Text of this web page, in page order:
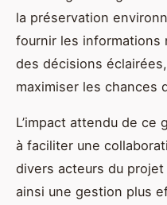
la préservation
fournir les informations
des décisions
maximiser les chances
L’impact attendu de
à faciliter une
divers acteurs du
ainsi une gestion plus